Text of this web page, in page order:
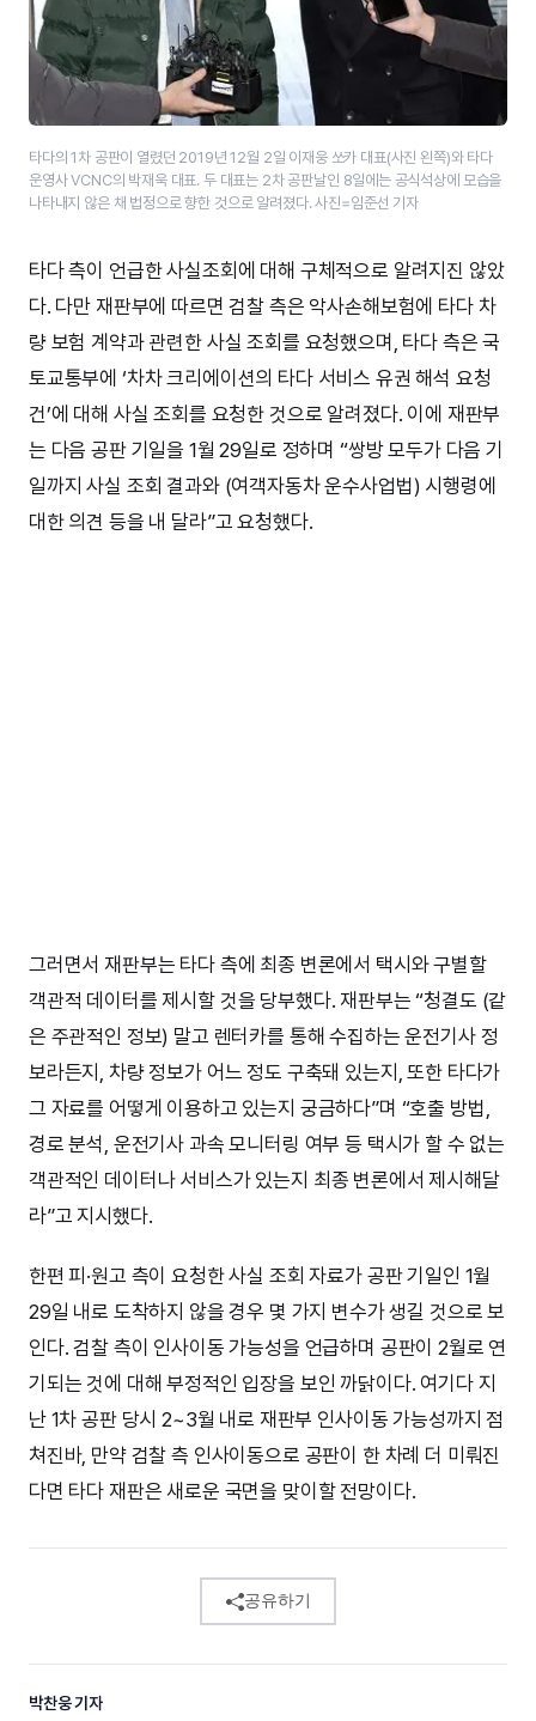
타다의 1차 공판이 열렸던 2019년 12월 2일 이재웅 쏘카 대표(사진 왼쪽)와 타다
운영사 VCNC의 박재욱 대표. 두 대표는 2차 공판날인 8일에는 공식석상에 모습을
나타내지 않은 채 법정으로 향한 것으로 알려졌다. 사진=임준선 기자
타다 측이 언급한 사실조회에 대해 구체적으로 알려지진 않았
다. 다만 재판부에 따르면 검찰 측은 악사손해보험에 타다 차
량 보험 계약과 관련한 사실 조회를 요청했으며, 타다 측은 국
토교통부에 ‘차차 크리에이션의 타다 서비스 유권 해석 요청
건’에 대해 사실 조회를 요청한 것으로 알려졌다. 이에 재판부
는 다음 공판 기일을 1월 29일로 정하며 “쌍방 모두가 다음 기
일까지 사실 조회 결과와 (여객자동차 운수사업법) 시행령에
대한 의견 등을 내 달라”고 요청했다.
그러면서 재판부는 타다 측에 최종 변론에서 택시와 구별할
객관적 데이터를 제시할 것을 당부했다. 재판부는 “청결도 (같
은 주관적인 정보) 말고 렌터카를 통해 수집하는 운전기사 정
보라든지, 차량 정보가 어느 정도 구축돼 있는지, 또한 타다가
그 자료를 어떻게 이용하고 있는지 궁금하다”며 “호출 방법,
경로 분석, 운전기사 과속 모니터링 여부 등 택시가 할 수 없는
객관적인 데이터나 서비스가 있는지 최종 변론에서 제시해달
라”고 지시했다.
한편 피·원고 측이 요청한 사실 조회 자료가 공판 기일인 1월
29일 내로 도착하지 않을 경우 몇 가지 변수가 생길 것으로 보
인다. 검찰 측이 인사이동 가능성을 언급하며 공판이 2월로 연
기되는 것에 대해 부정적인 입장을 보인 까닭이다. 여기다 지
난 1차 공판 당시 2~3월 내로 재판부 인사이동 가능성까지 점
쳐진바, 만약 검찰 측 인사이동으로 공판이 한 차례 더 미뤄진
다면 타다 재판은 새로운 국면을 맞이할 전망이다.
공유하기
박찬웅 기자